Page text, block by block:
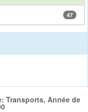
47
Transports, Année de